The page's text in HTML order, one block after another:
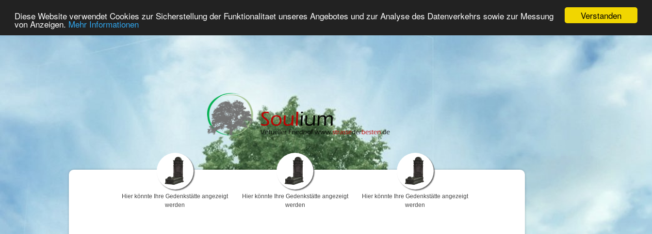
Verstanden
Diese Website verwendet Cookies zur Sicherstellung der Funktionalitaet unseres Angebotes und zur Analyse des Datenverkehrs sowie zur Messung
von Anzeigen. Mehr Informationen
Home Premium Gedenken Trauerforum Erweiterte Suche Anmelden
Hier könnte Ihre Gedenkstätte angezeigt
werden
Hier könnte Ihre Gedenkstätte angezeigt
werden
Hier könnte Ihre Gedenkstätte angezeigt
werden